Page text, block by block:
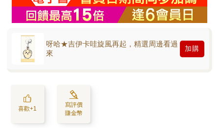
呀哈★吉伊卡哇旋風再起，精選周邊看過
來
加購
喜歡+1
寫評價
賺金幣